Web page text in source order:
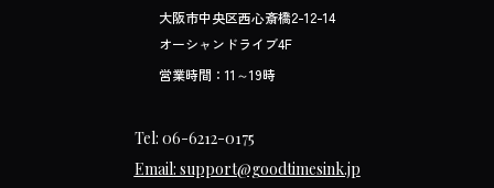
大阪市中央区西心斎橋2-12-14
オーシャンドライブ4F
営業時間：11～19時
Tel: 06-6212-0175
Email: support@goodtimesink.jp